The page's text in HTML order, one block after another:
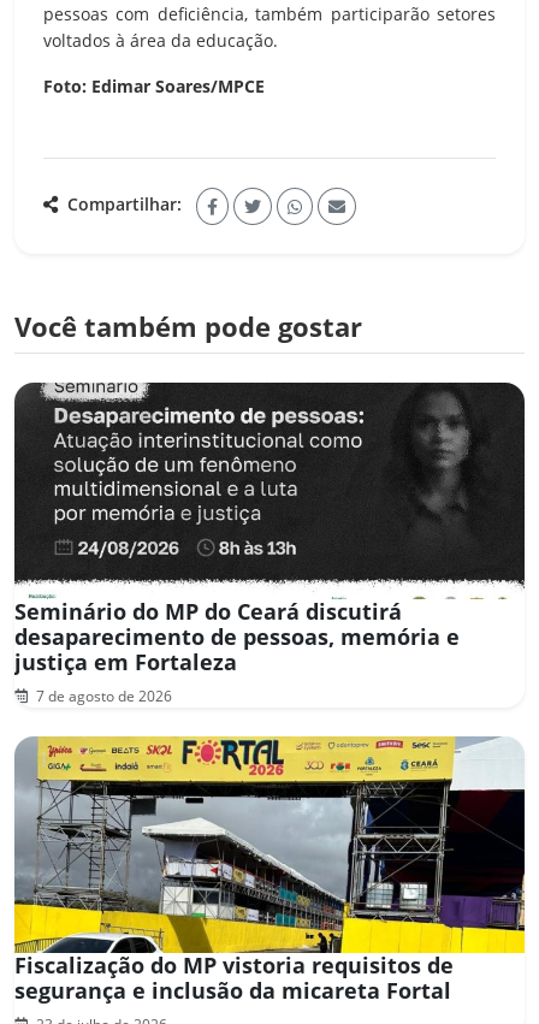
pessoas com deficiência, também participarão setores
voltados à área da educação.
Foto: Edimar Soares/MPCE
Compartilhar:
Você também pode gostar
Seminário do MP do Ceará discutirá
desaparecimento de pessoas, memória e
justiça em Fortaleza
7 de agosto de 2026
Fiscalização do MP vistoria requisitos de
segurança e inclusão da micareta Fortal